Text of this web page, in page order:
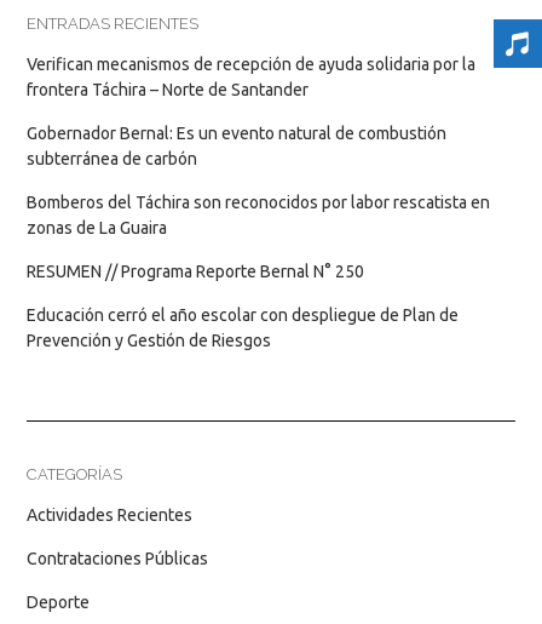
ENTRADAS RECIENTES
Verifican mecanismos de recepción de ayuda solidaria por la
frontera Táchira – Norte de Santander
Gobernador Bernal: Es un evento natural de combustión
subterránea de carbón
Bomberos del Táchira son reconocidos por labor rescatista en
zonas de La Guaira
RESUMEN // Programa Reporte Bernal N° 250
Educación cerró el año escolar con despliegue de Plan de
Prevención y Gestión de Riesgos
CATEGORÍAS
Actividades Recientes
Contrataciones Públicas
Deporte